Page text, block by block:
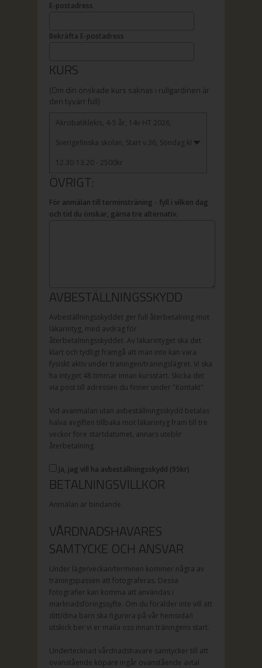
E-postadress
Bekräfta E-postadress
KURS
(Om din önskade kurs saknas i rullgardinen är
den tyvärr full)
Akrobatiklekis, 4-5 år, 14v HT 2026,
Sverigefinska skolan, Start v.36, Söndag kl
12.30-13.20 - 2500kr
ÖVRIGT:
För anmälan till terminsträning - fyll i vilken dag
och tid du önskar, gärna tre alternativ.
AVBESTÄLLNINGSSKYDD
Avbeställningsskyddet ger full återbetalning mot
läkarintyg, med avdrag för
återbetalningsskyddet. Av läkarintyget ska det
klart och tydligt framgå att man inte kan vara
fysiskt aktiv under träningen/träningslägret. Vi ska
ha intyget 48 timmar innan kursstart. Skicka det
via post till adressen du finner under "Kontakt".
Vid avanmälan utan avbeställningsskydd betalas
halva avgiften tillbaka mot läkarintyg fram till tre
veckor före startdatumet, annars uteblir
återbetalning.
Ja, jag vill ha avbeställningsskydd (95kr)
BETALNINGSVILLKOR
Anmälan är bindande.
VÅRDNADSHAVARES
SAMTYCKE OCH ANSVAR
Under lägerveckan/terminen kommer några av
träningspassen att fotograferas. Dessa
fotografier kan komma att användas i
marknadsföringssyfte. Om du förälder inte vill att
ditt/dina barn ska figurera på vår hemsida/i
utskick ber vi er maila oss innan träningens start.
Undertecknad vårdnadshavare samtycker till att
ovanstående köpare ingår ovanstående avtal